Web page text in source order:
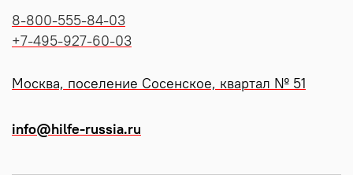
8-800-555-84-03
+7-495-927-60-03
Москва, поселение Сосенское, квартал № 51
info@hilfe-russia.ru